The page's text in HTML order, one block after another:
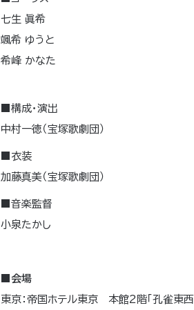
七生 眞希
颯希 ゆうと
希峰 かなた
■構成・演出
中村一徳（宝塚歌劇団）
■衣装
加藤真美（宝塚歌劇団）
■音楽監督
小泉たかし
■会場
東京：帝国ホテル東京 本館2階「孔雀東西